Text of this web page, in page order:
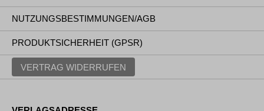
NUTZUNGSBESTIMMUNGEN/AGB
PRODUKTSICHERHEIT (GPSR)
VERTRAG WIDERRUFEN